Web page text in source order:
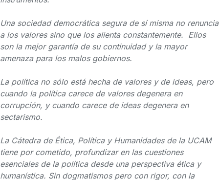
Una sociedad democrática segura de sí misma no renuncia
a los valores sino que los alienta constantemente. Ellos
son la mejor garantía de su continuidad y la mayor
amenaza para los malos gobiernos.
La política no sólo está hecha de valores y de ideas, pero
cuando la política carece de valores degenera en
corrupción, y cuando carece de ideas degenera en
sectarismo.
La Cátedra de Ética, Política y Humanidades de la UCAM
tiene por cometido, profundizar en las cuestiones
esenciales de la política desde una perspectiva ética y
humanística. Sin dogmatismos pero con rigor, con la